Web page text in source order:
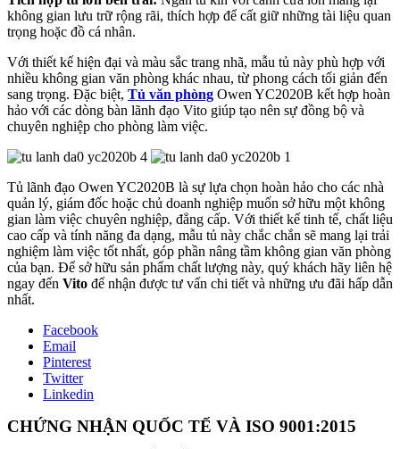
không gian lưu trữ rộng rãi, thích hợp để cất giữ những tài liệu quan
trọng hoặc đồ cá nhân.
Với thiết kế hiện đại và màu sắc trang nhã, mẫu tủ này phù hợp với
nhiều không gian văn phòng khác nhau, từ phong cách tối giản đến
sang trọng. Đặc biệt, Tủ văn phòng Owen YC2020B kết hợp hoàn
hảo với các dòng bàn lãnh đạo Vito giúp tạo nên sự đồng bộ và
chuyên nghiệp cho phòng làm việc.
Tủ lãnh đạo Owen YC2020B là sự lựa chọn hoàn hảo cho các nhà
quản lý, giám đốc hoặc chủ doanh nghiệp muốn sở hữu một không
gian làm việc chuyên nghiệp, đẳng cấp. Với thiết kế tinh tế, chất liệu
cao cấp và tính năng đa dạng, mẫu tủ này chắc chắn sẽ mang lại trải
nghiệm làm việc tốt nhất, góp phần nâng tầm không gian văn phòng
của bạn. Để sở hữu sản phẩm chất lượng này, quý khách hãy liên hệ
ngay đến Vito để nhận được tư vấn chi tiết và những ưu đãi hấp dẫn
nhất.
Facebook
Email
Pinterest
Twitter
Linkedin
CHỨNG NHẬN QUỐC TẾ VÀ ISO 9001:2015